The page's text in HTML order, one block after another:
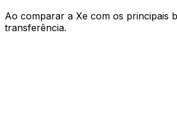
Ao comparar a Xe com os principais
transferência.